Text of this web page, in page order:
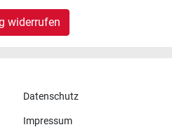
widerrufen
Datenschutz
Impressum